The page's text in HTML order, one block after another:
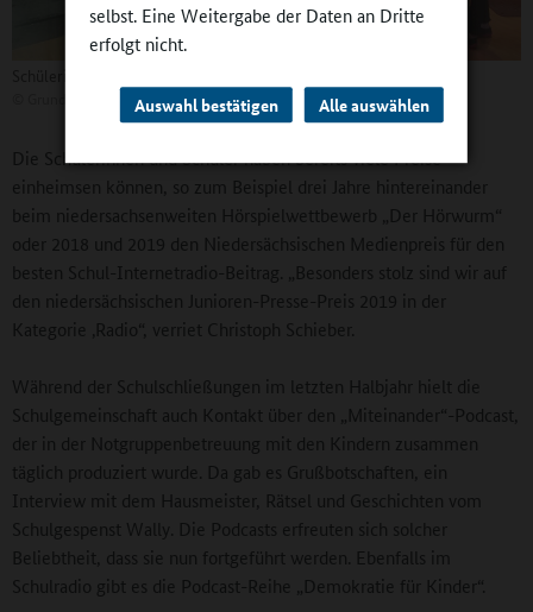
selbst. Eine Weitergabe der Daten an Dritte
erfolgt nicht.
Auswahl bestätigen Alle auswählen
Grundschule Bad Münder
Die Schülerinnen und Schüler haben bereits viele Preise
einheimsen können, so zum Beispiel drei Jahre hintereinander
beim niedersachsenweiten Hörspielwettbewerb „Der Hörwurm“
oder 2018 und 2019 den Niedersächsischen Medienpreis für den
besten Schul-Internetradio-Beitrag. „Besonders stolz sind wir auf
den niedersächsischen Junioren-Presse-Preis 2019 in der
Kategorie ‚Radio“, verriet Christoph Schieber.
Während der Schulschließungen im letzten Halbjahr hielt die
Schulgemeinschaft auch Kontakt über den „Miteinander“-Podcast,
der in der Notgruppenbetreuung mit den Kindern zusammen
täglich produziert wurde. Da gab es Grußbotschaften, ein
Interview mit dem Hausmeister, Rätsel und Geschichten vom
Schulgespenst Wally. Die Podcasts erfreuten sich solcher
Beliebtheit, dass sie nun fortgeführt werden. Ebenfalls im
Schulradio gibt es die Podcast-Reihe „Demokratie für Kinder“.